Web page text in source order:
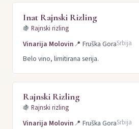
Inat Rajnski Rizling
🍇 Rajnski rizling
Vinarija Molovin📍 Fruška GoraSrbija
Belo vino, limitirana serija.
Rajnski Rizling
🍇 Rajnski rizling
Vinarija Molovin📍 Fruška GoraSrbija